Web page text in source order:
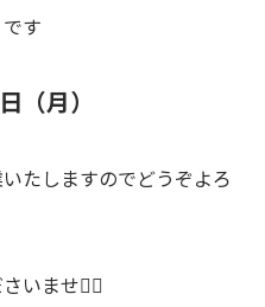
す
（月）
たしますのでどうぞよろ
いませ🙇‍♀️